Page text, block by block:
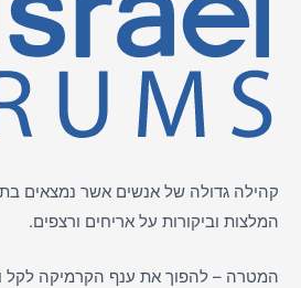
קהילה גדולה של אנשים אשר נמצאים
המלצות וביקורות על אריחים ורצפים.
המטרה – להפוך את ענף הקרמיקה לקל